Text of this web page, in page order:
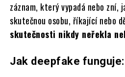
záznam, který vypadá nebo zní,
skutečnou osobu, říkající nebo
skutečnosti nikdy neřekla
Jak deepfake funguje: